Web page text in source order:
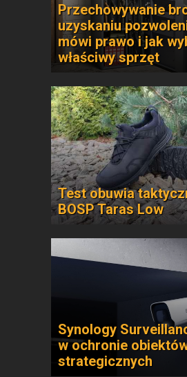
Przechowywanie
uzyskaniu
mówi prawo i jak
właściwy sprzęt
Test obuwia
BOSP Taras Low
Synology
w ochronie
strategicznych